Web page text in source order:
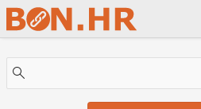
Skip to Main Content